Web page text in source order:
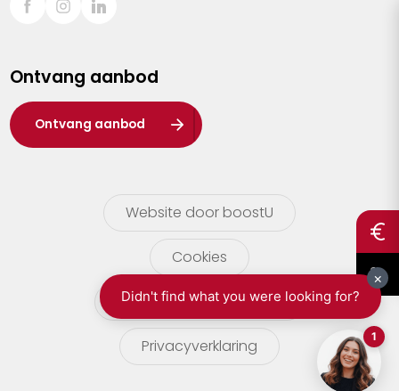
Sint-Truiden
Waasland
Wuustwezel
Zoersel
Ontvang aanbod
Ontvang aanbod
Website door boostU
Cookies
gebruikersvoorwaarden
Privacyverklaring